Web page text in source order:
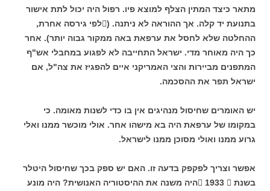
מתאר כיצד המתין הצלף למוצא פיו. רפול היה יכול לתת אישור
בתנועת יד קלה. אך ההוראה לא ניתנה. (לפי גירסה אחרת,
ההחלטה שלא לחסל את ערפאת באה ממקור גבוה יותר). אחר
כך היה מאוחר מדי. ישראל התחייבה לא לפגוע במחבלי אש"ף
המתפנים מביירות והצי האמריקני איים להפגיז את צה"ל, אם
ישראל תפר את ההסכמה.
יש האומרים שחיסול מנהיגים אין בו כדי לשנות מאומה. כי
במקומו של ערפאת היה בא מישהו אחר. אולי מוכשר ממנו ואלי
גרוע ממנו ואולי מסוכן ממנו לישראל.
אפשר וצריך לפקפק בדעה זו. האם יש ספק בכך שחיסול היטלר
בשנת  1933 היה משנה את ההיסטוריה האנושית? היה מונע